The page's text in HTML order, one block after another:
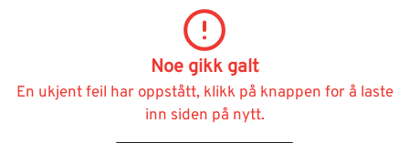
Noe gikk galt
En ukjent feil har oppstått, klikk på knappen for å laste
inn siden på nytt.